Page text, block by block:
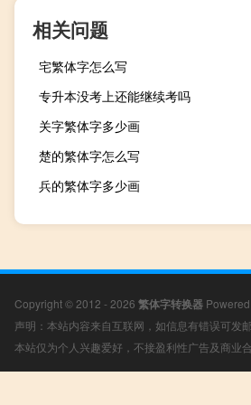
相关问题
宅繁体字怎么写
专升本没考上还能继续考吗
关字繁体字多少画
楚的繁体字怎么写
兵的繁体字多少画
Copyright © 2012 - 2026 繁体字转换器
声明：本站内容来自互联网，如信息有错误可发
本站仅为个人兴趣爱好，不接盈利性广告及商业